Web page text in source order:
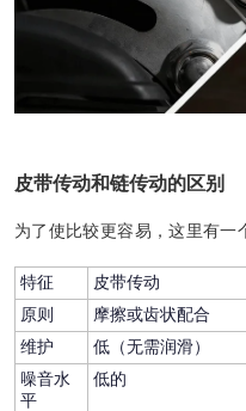
皮带传动和链传动的区别
为了使比较更容易，这里有一
特征 皮带传动
原则
摩擦或齿状配合
维护
低（无需润滑）
噪音水
平
低的